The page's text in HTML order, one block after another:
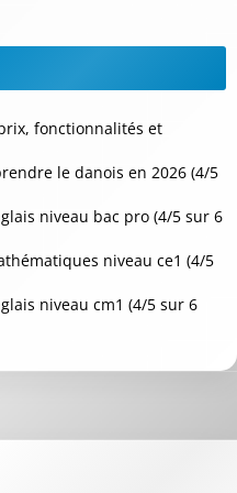
fonctionnalités et
le danois en 2026 (4/5
niveau bac pro (4/5 sur 6
niveau ce1 (4/5
niveau cm1 (4/5 sur 6